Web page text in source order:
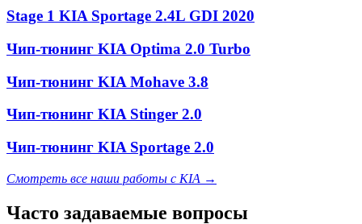
Stage 1 KIA Sportage 2.4L GDI 2020
Чип-тюнинг KIA Optima 2.0 Turbo
Чип-тюнинг KIA Mohave 3.8
Чип-тюнинг KIA Stinger 2.0
Чип-тюнинг KIA Sportage 2.0
Смотреть все наши работы с KIA →
Часто задаваемые вопросы